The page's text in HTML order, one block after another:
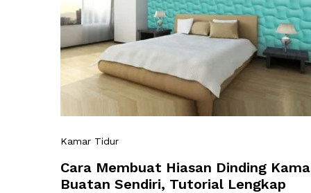
Kamar Tidur
Cara Membuat Hiasan Dinding
Buatan Sendiri, Tutorial Lengkap